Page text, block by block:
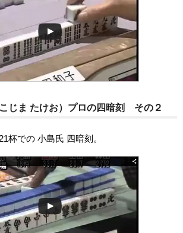
じま たけお）プロの四暗刻 その２
杯での 小島氏 四暗刻。